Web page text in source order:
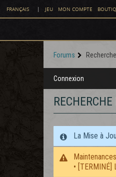
FRANÇAIS | JEU MON COMPTE
Forums
Connexion
La Mise à
•